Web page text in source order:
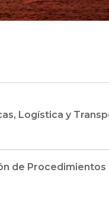
Logística y
de Procedimientos